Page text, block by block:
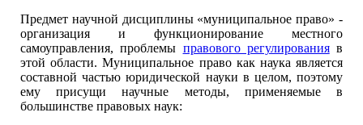
Предмет научной дисциплины «муниципальное право» -
организация и функционирование местного
самоуправления, проблемы правового регулированияв
этой области. Муниципальное право как наука является
составной частью юридической науки в целом, поэтому
ему присущи научные методы, применяемые в
большинстве правовых наук: